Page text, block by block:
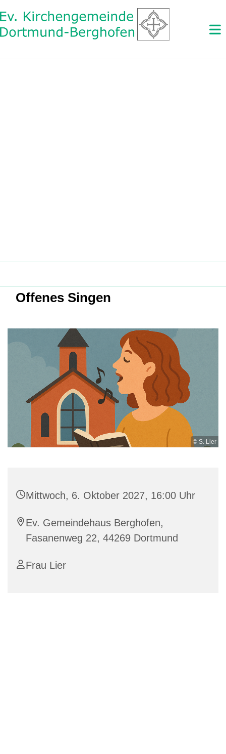
Offenes Singen
© S. Lier
Mittwoch, 6. Oktober 2027, 16:00 Uhr
Ev. Gemeindehaus Berghofen,
Fasanenweg 22, 44269 Dortmund
Frau Lier